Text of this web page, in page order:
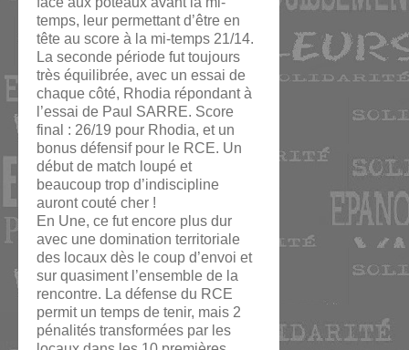
temps, leur permettant d’être en
tête au score à la mi-temps 21/14.
La seconde période fut toujours
très équilibrée, avec un essai de
chaque côté, Rhodia répondant à
l’essai de Paul SARRE. Score
final : 26/19 pour Rhodia, et un
bonus défensif pour le RCE. Un
début de match loupé et
beaucoup trop d’indiscipline
auront couté cher !
En Une, ce fut encore plus dur
avec une domination territoriale
des locaux dès le coup d’envoi et
sur quasiment l’ensemble de la
rencontre. La défense du RCE
permit un temps de tenir, mais 2
pénalités transformées par les